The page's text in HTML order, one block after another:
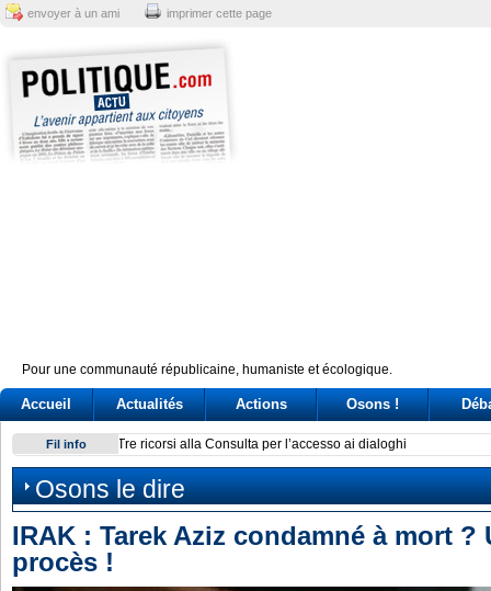
envoyer à un ami imprimer cette page
Pour une communauté républicaine, humaniste et écologique.
Accueil Actualités Actions Osons !
Fil info Un’associazione del Nord: la sfida dei governatori nella
Osons le dire
IRAK : Tarek Aziz condamné à mort ?
procès !